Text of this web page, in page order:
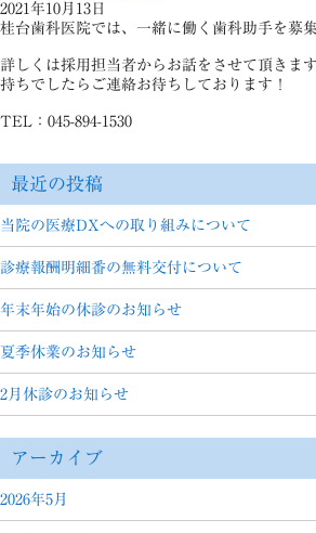
2021年10月13日
桂台歯科医院では、一緒に働く歯科助手を募
詳しくは採用担当者からお話をさせて頂きま
持ちでしたらご連絡お待ちしております！
TEL：045-894-1530
最近の投稿
当院の医療DXへの取り組みについて
診療報酬明細番の無料交付について
年末年始の休診のお知らせ
夏季休業のお知らせ
2月休診のお知らせ
アーカイブ
2026年5月